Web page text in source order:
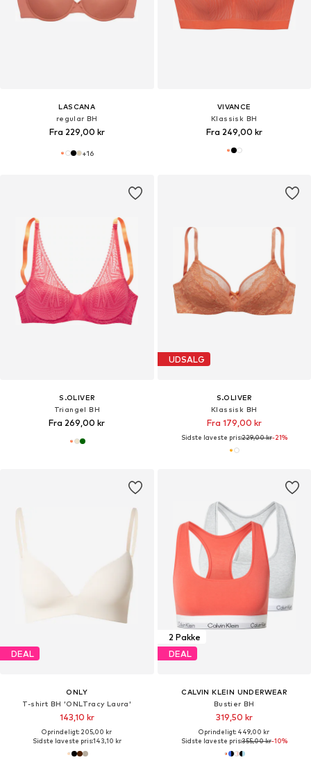
LASCANA
regular BH
Fra 229,00 kr
+16
VIVANCE
Klassisk BH
Fra 249,00 kr
S.OLIVER
Triangel BH
Fra 269,00 kr
UDSALG
S.OLIVER
Klassisk BH
Fra 179,00 kr
Sidste laveste pris:229,00 kr-21%
DEAL
ONLY
T-shirt BH 'ONLTracy Laura'
143,10 kr
Oprindeligt: 205,00 kr
Sidste laveste pris:143,10 kr
2 Pakke
DEAL
CALVIN KLEIN UNDERWEAR
Bustier BH
319,50 kr
Oprindeligt: 449,00 kr
Sidste laveste pris:355,00 kr-10%